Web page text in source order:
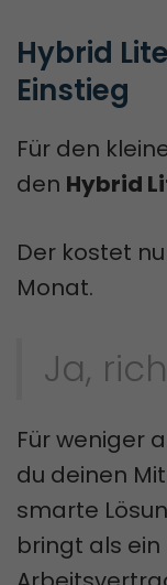
Hybrid
Einstieg
Für den
den Hybrid
Der kostet
Monat.
Ja,
Für weniger
du deinen
smarte
bringt als